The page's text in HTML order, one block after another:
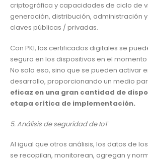
criptográfica y capacidades de ciclo de
generación, distribución, administración
claves públicas / privadas.
Con PKI, los certificados digitales se
segura en los dispositivos en el
No solo eso, sino que se pueden activar
desarrollo, proporcionando un medio
eficaz en una gran cantidad de
etapa crítica de implementación.
5. Análisis de seguridad de IoT
Al igual que otros análisis, los datos de
se recopilan, monitorean, agregan y